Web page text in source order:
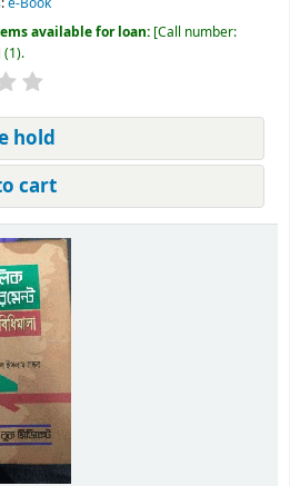
available for loan: Call number:
(1).
hold
cart